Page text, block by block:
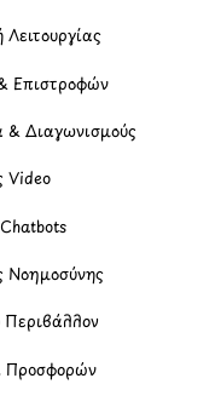
Επιστροφών
& Διαγωνισμούς
Video
Νοημοσύνης
Περιβάλλον
Προσφορών